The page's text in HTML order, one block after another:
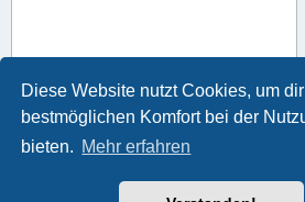
Diese Website nutzt Cookies, um
bestmöglichen Komfort bei der
bieten. Mehr erfahren